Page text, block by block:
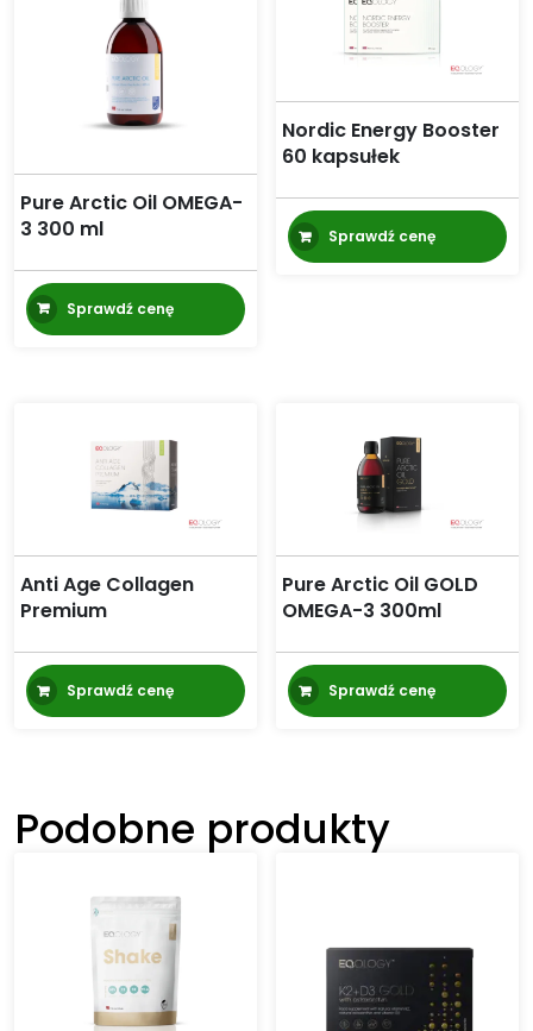
Pure Arctic Oil OMEGA-
3 300 ml
Sprawdź cenę
Nordic Energy Booster
60 kapsułek
Sprawdź cenę
Anti Age Collagen
Premium
Sprawdź cenę
Pure Arctic Oil GOLD
OMEGA-3 300ml
Sprawdź cenę
Podobne produkty